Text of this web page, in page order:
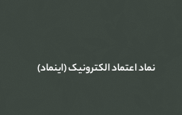
نماد اعتماد الکترونیک (اینماد)